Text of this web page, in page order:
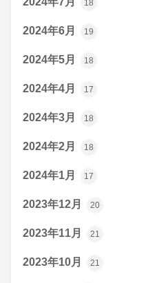
18
2024年6月 19
2024年5月 18
2024年4月 17
2024年3月 18
2024年2月 18
2024年1月 17
2023年12月 20
2023年11月 21
2023年10月 21